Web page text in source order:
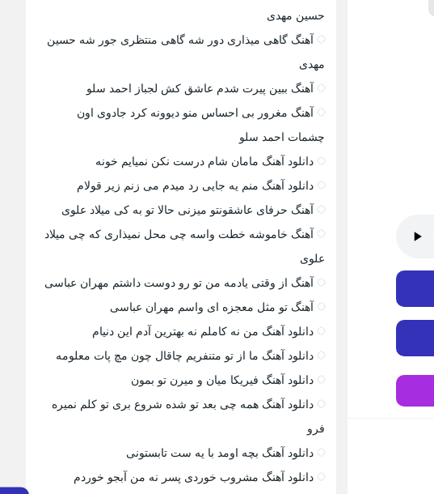
حسین مهدی
آهنگ گاهی میذاری دور شه گاهی منتظری جور شه حسین
مهدی
آهنگ ببین پیرت شدم عاشق کش لجباز احمد سلو
آهنگ مغرور بی احساس منو دیوونه کرد جادوی اون
چشمات احمد سلو
دانلود آهنگ مامان شام درست نکن نمیایم خونه
دانلود آهنگ منم یه جایی رد میدم می زنم زیر قولام
آهنگ حرفای عاشقونتو میزنی حالا تو به کی میلاد علوی
آهنگ خاموشه خطت واسه چی محل نمیذاری که چی میلاد
علوی
آهنگ از وقتی یادمه من تو رو دوست داشتم مهران عباسی
آهنگ تو مثل معجزه ای واسم مهران عباسی
دانلود آهنگ من نه کاملم نه بهترین آدم این دنیام
دانلود آهنگ ما از تو متنفریم چاقال چون مچ پات معلومه
دانلود آهنگ فیریکا میان و میرن تو بمون
دانلود آهنگ همه چی بعد تو شده شروع بری تو کلم نمیره
فرو
دانلود آهنگ بچه اومد با یه ست تابستونی
دانلود آهنگ مشروب خوردی پسر نه من آبجو خوردم